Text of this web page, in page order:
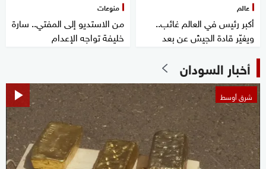
عالم
أكبر رئيس في العالم غائب..
ويغيّر قادة الجيش عن بعد
منوعات
من الاستديو إلى المفتي.. سارة
خليفة تواجه الإعدام
أخبار السودان
شرق أوسط